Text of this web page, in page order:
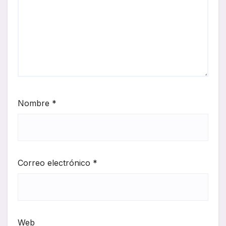
Nombre *
Correo electrónico *
Web